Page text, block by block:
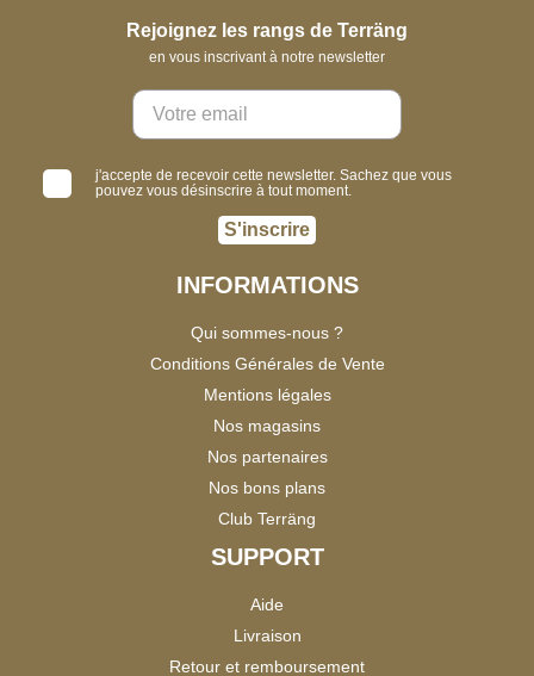
Rejoignez les rangs de Terräng
en vous inscrivant à notre newsletter
j'accepte de recevoir cette newsletter. Sachez que vous
pouvez vous désinscrire à tout moment.
S'inscrire
INFORMATIONS
Qui sommes-nous ?
Conditions Générales de Vente
Mentions légales
Nos magasins
Nos partenaires
Nos bons plans
Club Terräng
SUPPORT
Aide
Livraison
Retour et remboursement